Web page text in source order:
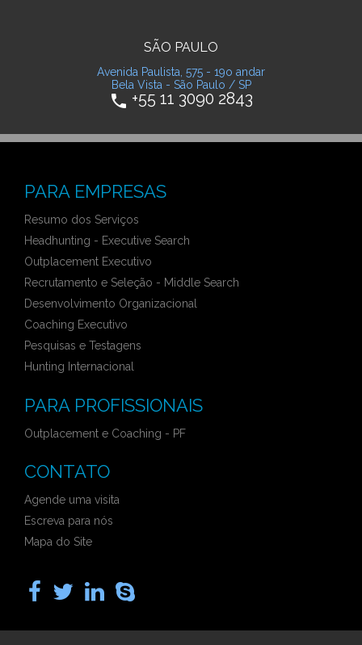
SÃO PAULO
Avenida Paulista, 575 - 19o andar
Bela Vista - São Paulo / SP
phone +55 11 3090 2843
PARA EMPRESAS
Resumo dos Serviços
Headhunting - Executive Search
Outplacement Executivo
Recrutamento e Seleção - Middle Search
Desenvolvimento Organizacional
Coaching Executivo
Pesquisas e Testagens
Hunting Internacional
PARA PROFISSIONAIS
Outplacement e Coaching - PF
CONTATO
Agende uma visita
Escreva para nós
Mapa do Site